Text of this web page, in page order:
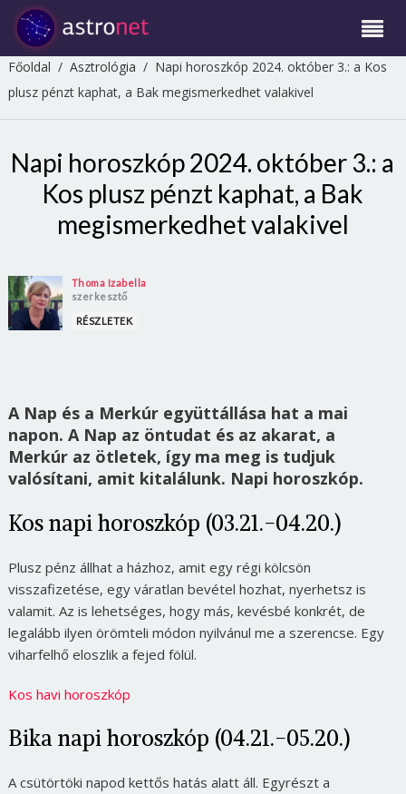
Főoldal / Asztrológia / Napi horoszkóp 2024. október 3.: a Kos
plusz pénzt kaphat, a Bak megismerkedhet valakivel
Napi horoszkóp 2024. október 3.: a
Kos plusz pénzt kaphat, a Bak
megismerkedhet valakivel
Thoma Izabella
szerkesztő
RÉSZLETEK
A Nap és a Merkúr együttállása hat a mai
napon. A Nap az öntudat és az akarat, a
Merkúr az ötletek, így ma meg is tudjuk
valósítani, amit kitalálunk. Napi horoszkóp.
Kos napi horoszkóp (03.21.-04.20.)
Plusz pénz állhat a házhoz, amit egy régi kölcsön
visszafizetése, egy váratlan bevétel hozhat, nyerhetsz is
valamit. Az is lehetséges, hogy más, kevésbé konkrét, de
legalább ilyen örömteli módon nyilvánul me a szerencse. Egy
viharfelhő eloszlik a fejed fölül.
Kos havi horoszkóp
Bika napi horoszkóp (04.21.-05.20.)
A csütörtöki napod kettős hatás alatt áll. Egyrészt a